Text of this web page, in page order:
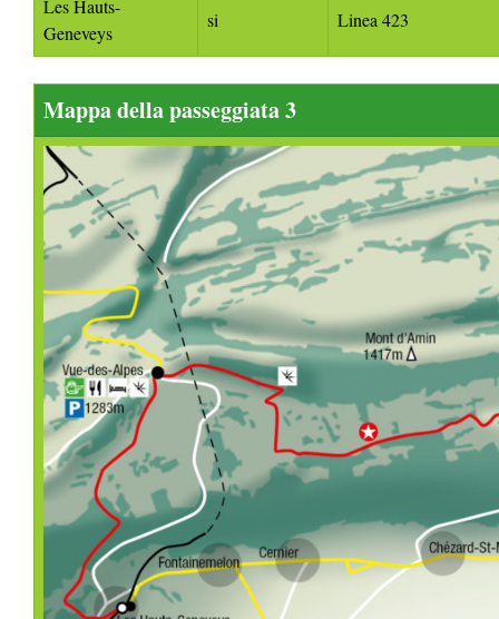
Les Hauts-
Geneveys
si Linea 423
Mappa della passeggiata 3